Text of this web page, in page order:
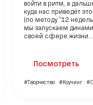
войти в ритм, а
куда нас приведёт
(по методу "12 недель
мы запускаем
своей сфере жизни...
Посмотреть
#Творчество #Коучинг